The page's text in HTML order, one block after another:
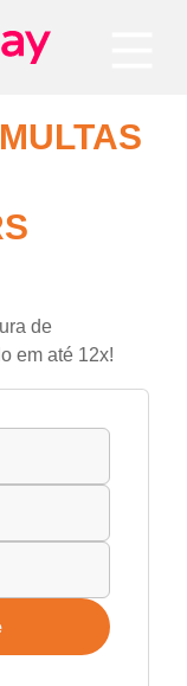
MULTAS
de
em até 12x!